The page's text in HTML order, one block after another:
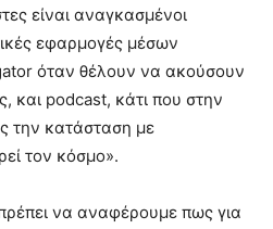
είναι αναγκασμένοι
εφαρμογές μέσων
όταν θέλουν να ακούσουν
και podcast, κάτι που στην
την κατάσταση με
τον κόσμο».
να αναφέρουμε πως για